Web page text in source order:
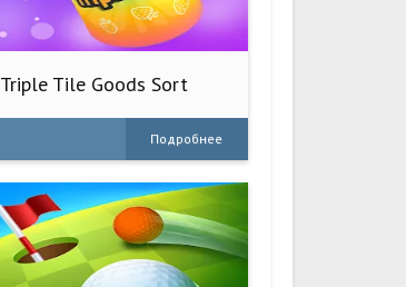
Triple Tile Goods Sort
Подробнее